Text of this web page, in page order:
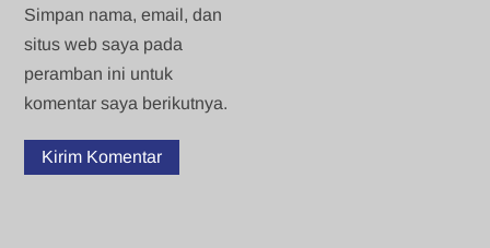
Simpan nama, email, dan
situs web saya pada
peramban ini untuk
komentar saya berikutnya.